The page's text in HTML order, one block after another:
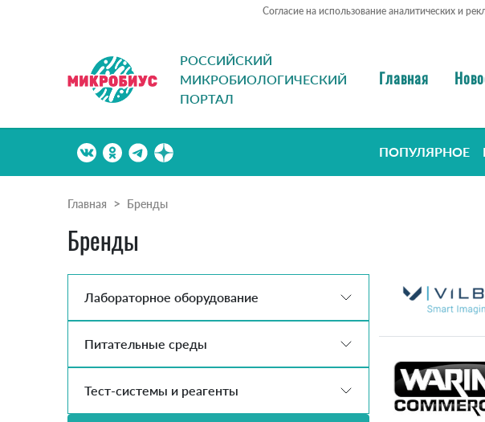
Согласие на использование аналитических и
РОССИЙСКИЙ
МИКРОБИОЛОГИЧЕСКИЙ
ПОРТАЛ
Главная
ПОПУЛЯРНОЕ
Главная Бренды
Бренды
Лабораторное оборудование
Питательные среды
Тест-системы и реагенты